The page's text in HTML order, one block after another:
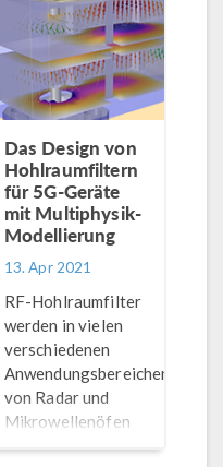
Das Design von
Hohlraumfiltern
für 5G-Geräte
mit Multiphysik-
Modellierung
13. Apr 2021
RF-Hohlraumfilter
werden in vielen
verschiedenen
Anwendungsbereichen,
von Radar und
Mikrowellenöfen
bis hin zu